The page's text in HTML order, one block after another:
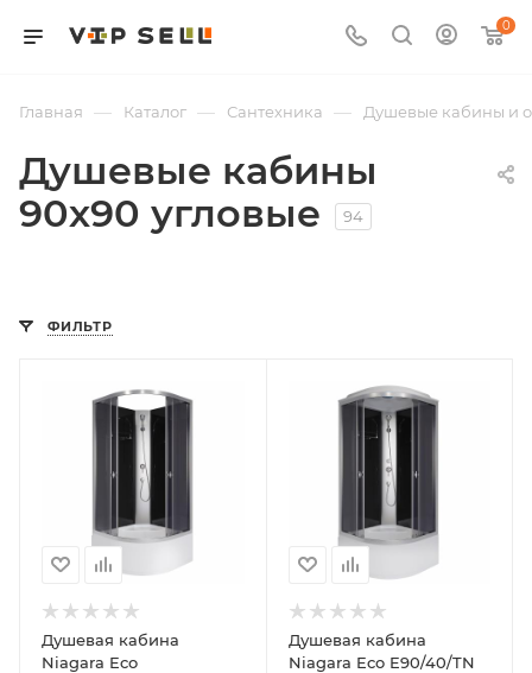
0
Главная — Каталог — Сантехника — Душевые кабины и
Душевые кабины
90х90 угловые
94
ФИЛЬТР
Душевая кабина
Niagara Eco
Душевая кабина
Niagara Eco E90/40/TN